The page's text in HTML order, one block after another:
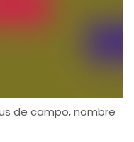
de campo, nombre